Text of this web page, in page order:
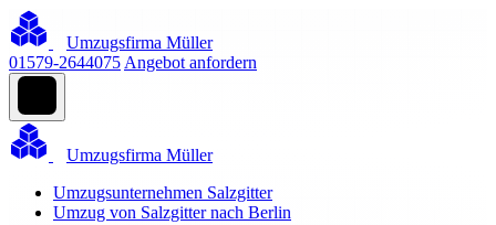
Umzugsfirma Müller
01579-2644075 Angebot anfordern
Umzugsfirma Müller
Umzugsunternehmen Salzgitter
Umzug von Salzgitter nach Berlin